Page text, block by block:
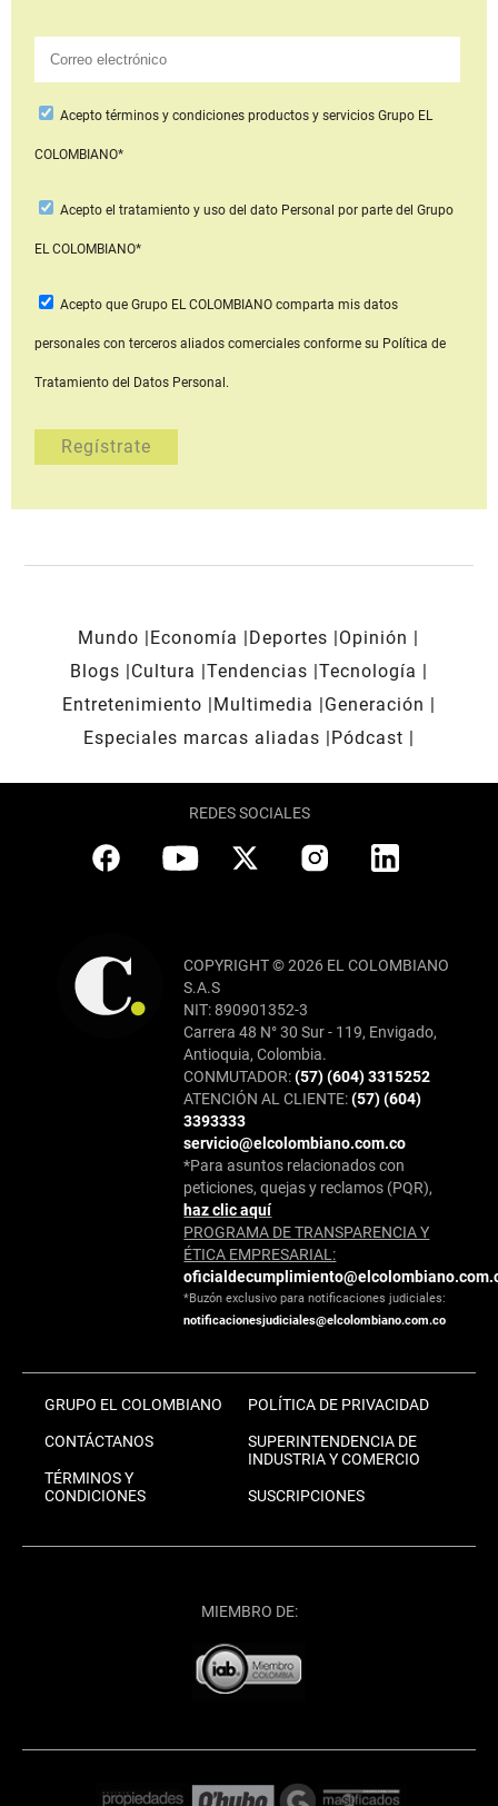
Aceptotérminos y condiciones productos y serviciosGrupo EL
COLOMBIANO*
Acepto el tratamiento y uso del dato Personal por parte del Grupo
EL COLOMBIANO*
Acepto que Grupo EL COLOMBIANOcomparta mis datos
personales con terceros aliados comerciales conforme su Política de
Tratamiento del Datos Personal.
Mundo Economía Deportes
Opinión
Blogs
Cultura Tendencias Tecnología
Entretenimiento
Multimedia
Generación
Especiales marcas aliadas
Pódcast
REDES SOCIALES
COPYRIGHT © 2026 EL COLOMBIANO
S.A.S
NIT: 890901352-3
Carrera 48 N° 30 Sur - 119, Envigado,
Antioquia, Colombia.
CONMUTADOR:(57) (604) 3315252
ATENCIÓN AL CLIENTE:(57) (604)
3393333
servicio@elcolombiano.com.co
*Para asuntos relacionados con
peticiones, quejas y reclamos (PQR),
haz clic aquí
PROGRAMA DE TRANSPARENCIA Y
ÉTICA EMPRESARIAL:
*Buzón exclusivo para notificaciones judiciales:
notificacionesjudiciales@elcolombiano.com.co
GRUPO EL COLOMBIANO
CONTÁCTANOS
TÉRMINOS Y
CONDICIONES
POLÍTICA DE PRIVACIDAD
SUPERINTENDENCIA DE
INDUSTRIA Y COMERCIO
SUSCRIPCIONES
MIEMBRO DE: